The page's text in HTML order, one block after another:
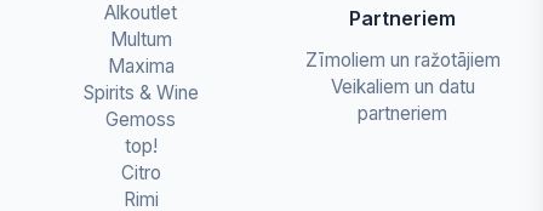
Alkoutlet
Multum
Maxima
Spirits & Wine
Gemoss
top!
Citro
Rimi
Partneriem
Zīmoliem un ražotājiem
Veikaliem un datu
partneriem